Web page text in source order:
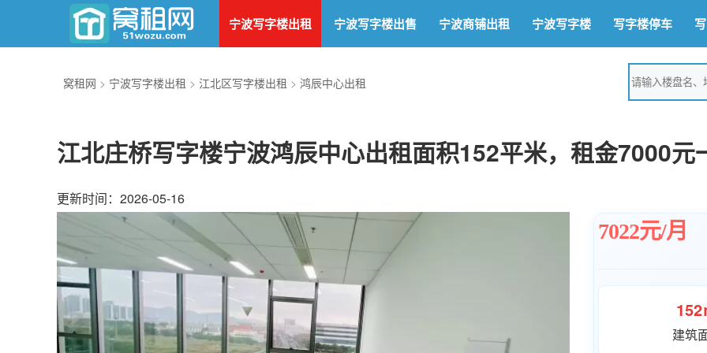
宁波写字楼出租 宁波写字楼出售 宁波商铺出租 宁波写字楼 写字楼停车
窝租网 > 宁波写字楼出租 > 江北区写字楼出租 > 鸿辰中心出租
江北庄桥写字楼宁波鸿辰中心出租面积152平米，租金7000元
更新时间：2026-05-16
7022元/月
152
建筑